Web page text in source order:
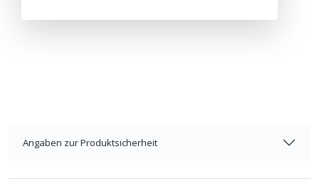
Angaben zur Produktsicherheit